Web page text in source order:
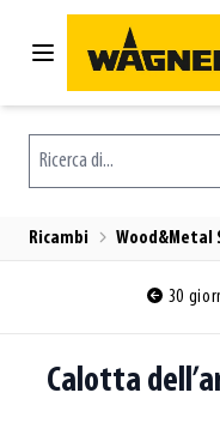
Salta al contenuto
Ricerca di...
Ricambi Wood&Metal
30
Calotta